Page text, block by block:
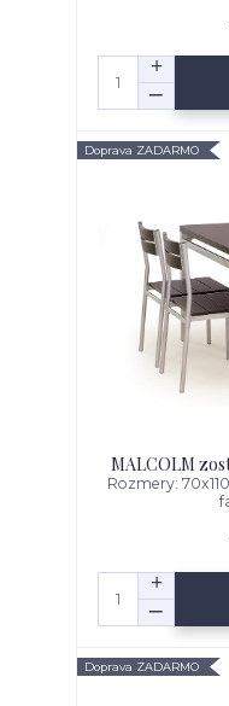
Doprava ZADARMO
MALCOLM
Rozmery:
Doprava ZADARMO